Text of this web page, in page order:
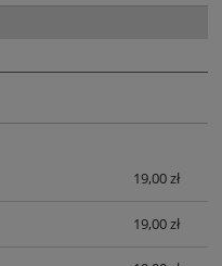
19,00 zł
19,00 zł